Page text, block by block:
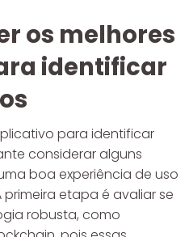
os melhores
identificar
para identificar
considerar alguns
boa experiência de uso
etapa é avaliar se
robusta, como